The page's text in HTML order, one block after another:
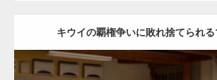
キウイの覇権争いに敗れ捨てられ